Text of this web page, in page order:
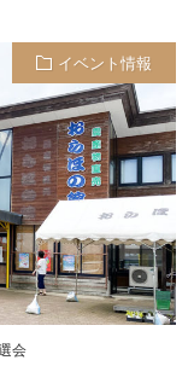
イベント情報
会